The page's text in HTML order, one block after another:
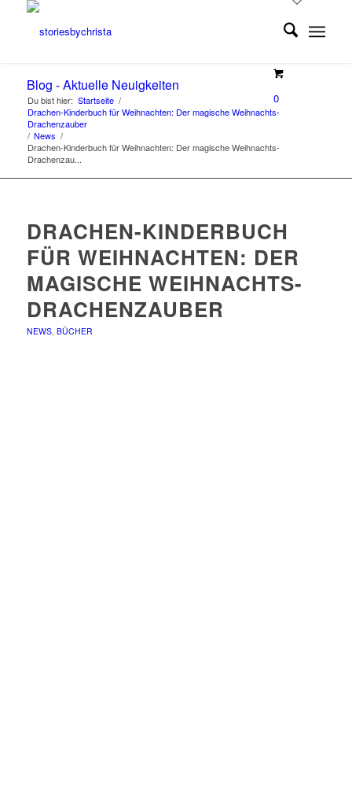
0
Blog - Aktuelle Neuigkeiten
Du bist hier: Startseite /
Drachen-Kinderbuch für Weihnachten: Der magische Weihnachts-
Drachenzauber
/ News /
Drachen-Kinderbuch für Weihnachten: Der magische Weihnachts-
Drachenzau...
DRACHEN-KINDERBUCH
FÜR WEIHNACHTEN: DER
MAGISCHE WEIHNACHTS-
DRACHENZAUBER
NEWS, BÜCHER